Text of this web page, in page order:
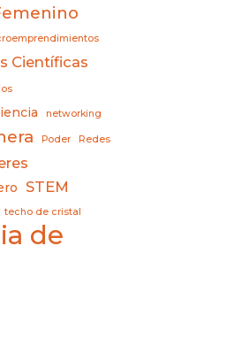
Científicas
networking
Poder Redes
STEM
techo de cristal
de